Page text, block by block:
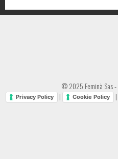
© 2025 Feminà Sas -
Privacy Policy | Cookie Policy |